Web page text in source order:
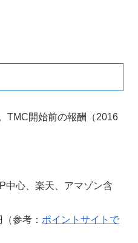
TMC開始前の報酬（2016
心、楽天、アマゾン含
参考： ポイントサイトで